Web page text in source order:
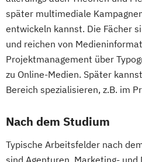
später multimediale
entwickeln kannst. Die Fächer
und reichen von
Projektmanagement über
zu Online-Medien. Später
Bereich spezialisieren, z.B. im
Nach dem Studium
Typische Arbeitsfelder nach
sind Agenturen, Marketing- und